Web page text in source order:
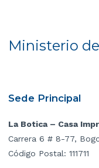
Ministerio
Sede Principal
La Botica – Casa
Carrera 6 # 8-77,
Código Postal: 111711